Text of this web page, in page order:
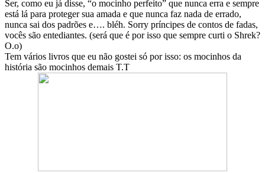
Ser, como eu já disse, “o mocinho perfeito” que nunca erra e sempre
está lá para proteger sua amada e que nunca faz nada de errado,
nunca sai dos padrões e…. bléh. Sorry príncipes de contos de fadas,
vocês são entediantes. (será que é por isso que sempre curti o Shrek?
O.o)
Tem vários livros que eu não gostei só por isso: os mocinhos da
história são mocinhos demais T.T